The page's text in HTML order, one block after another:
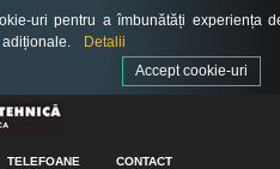
TELEFOANE CONTACT
uri pentru a îmbunătăți experiența
Detalii
Accept cookie-uri